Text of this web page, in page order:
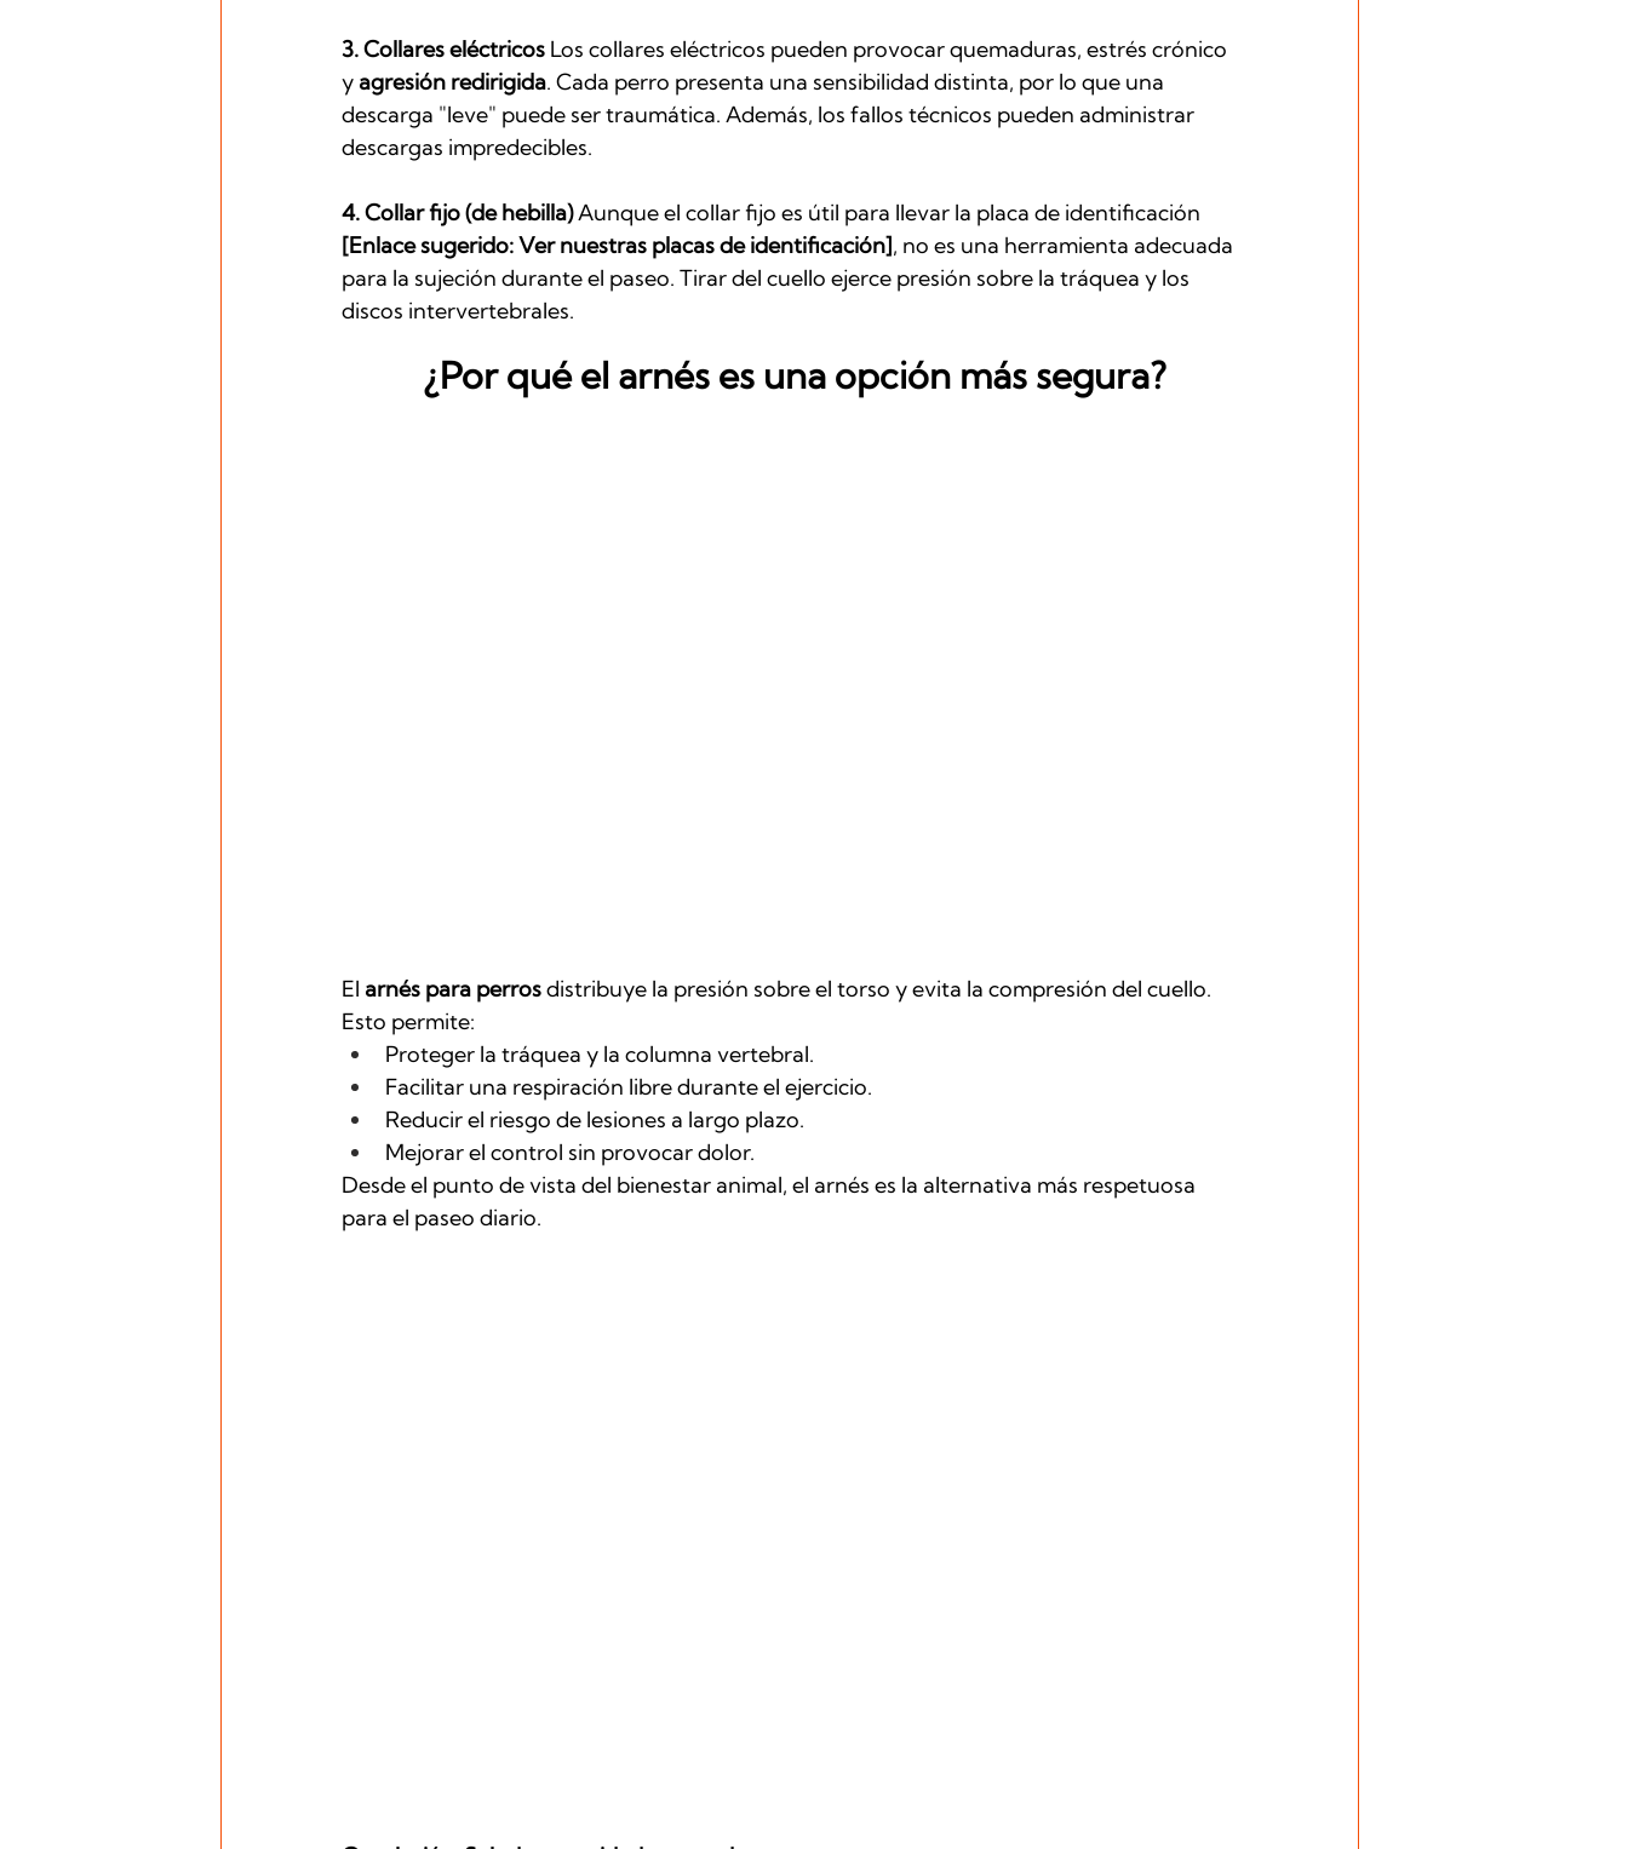
3. Collares eléctricos Los collares eléctricos pueden provocar quemaduras, estrés crónico
y agresión redirigida. Cada perro presenta una sensibilidad distinta, por lo que una
descarga "leve" puede ser traumática. Además, los fallos técnicos pueden administrar
descargas impredecibles.
4. Collar fijo (de hebilla) Aunque el collar fijo es útil para llevar la placa de identificación
[Enlace sugerido: Ver nuestras placas de identificación], no es una herramienta adecuada
para la sujeción durante el paseo. Tirar del cuello ejerce presión sobre la tráquea y los
discos intervertebrales.
¿Por qué el arnés es una opción más segura?
El arnés para perros distribuye la presión sobre el torso y evita la compresión del cuello.
Esto permite:
Proteger la tráquea y la columna vertebral.
Facilitar una respiración libre durante el ejercicio.
Reducir el riesgo de lesiones a largo plazo.
Mejorar el control sin provocar dolor.
Desde el punto de vista del bienestar animal, el arnés es la alternativa más respetuosa
para el paseo diario.